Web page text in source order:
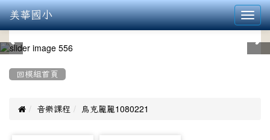
美華國小
回模組首頁
 音樂課程 烏克麗麗1080221